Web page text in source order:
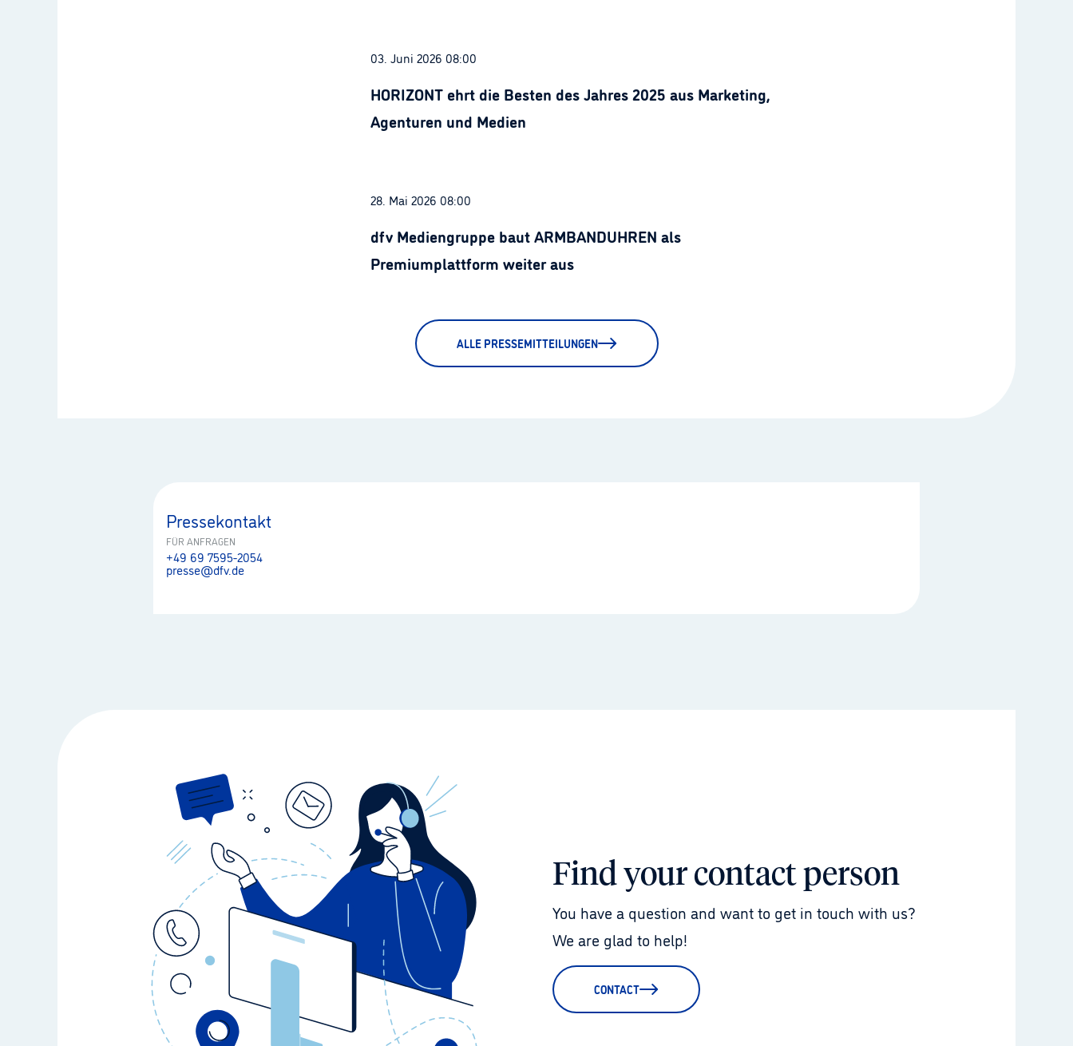
03. Juni 2026 08:00
HORIZONT ehrt die Besten des Jahres 2025 aus Marketing,
Agenturen und Medien
28. Mai 2026 08:00
dfv Mediengruppe baut ARMBANDUHREN als
Premiumplattform weiter aus
ALLE PRESSEMITTEILUNGEN
Pressekontakt
FÜR ANFRAGEN
+49 69 7595-2054
presse@dfv.de
Find your contact person
You have a question and want to get in touch with us?
We are glad to help!
CONTACT